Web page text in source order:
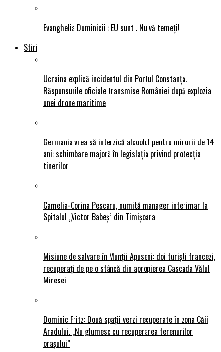
Evanghelia Duminicii : EU sunt . Nu vǎ temeți!
Stiri
Ucraina explică incidentul din Portul Constanța.
Răspunsurile oficiale transmise României după explozia
unei drone maritime
Germania vrea să interzică alcoolul pentru minorii de 14
ani: schimbare majoră în legislația privind protecția
tinerilor
Camelia-Corina Pescaru, numită manager interimar la
Spitalul „Victor Babeș” din Timișoara
Misiune de salvare în Munții Apuseni: doi turiști francezi,
recuperați de pe o stâncă din apropierea Cascada Vălul
Miresei
Dominic Fritz: Două spații verzi recuperate în zona Căii
Aradului. „Nu glumesc cu recuperarea terenurilor
orașului”